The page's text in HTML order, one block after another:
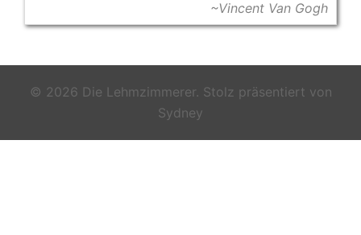
~Vincent Van Gogh
© 2026 Die Lehmzimmerer. Stolz präsentiert von
Sydney